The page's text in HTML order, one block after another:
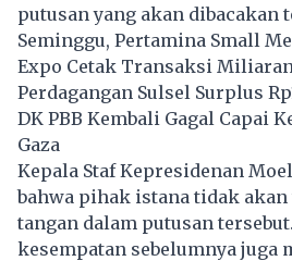
putusan yang akan dibacakan
Seminggu, Pertamina Small
Expo Cetak Transaksi
Perdagangan Sulsel Surplus
DK PBB Kembali Gagal Capai
Gaza
Kepala Staf Kepresidenan
bahwa pihak istana tidak
tangan dalam putusan
kesempatan sebelumnya juga